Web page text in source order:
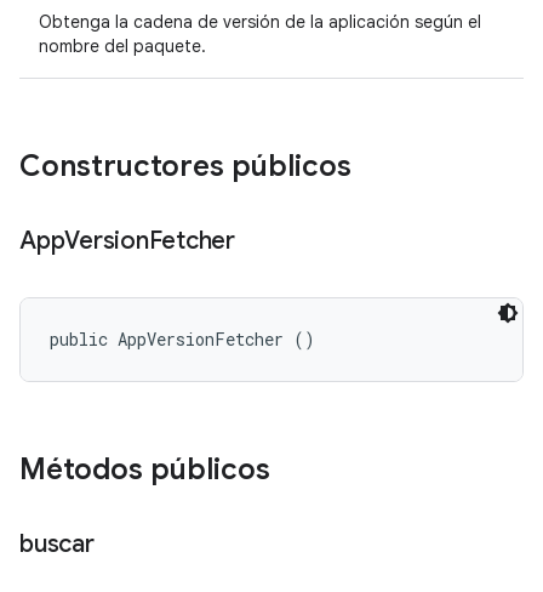
Obtenga la cadena de versión de la aplicación según el
nombre del paquete.
Constructores públicos
AppVersionFetcher
public AppVersionFetcher ()
Métodos públicos
buscar